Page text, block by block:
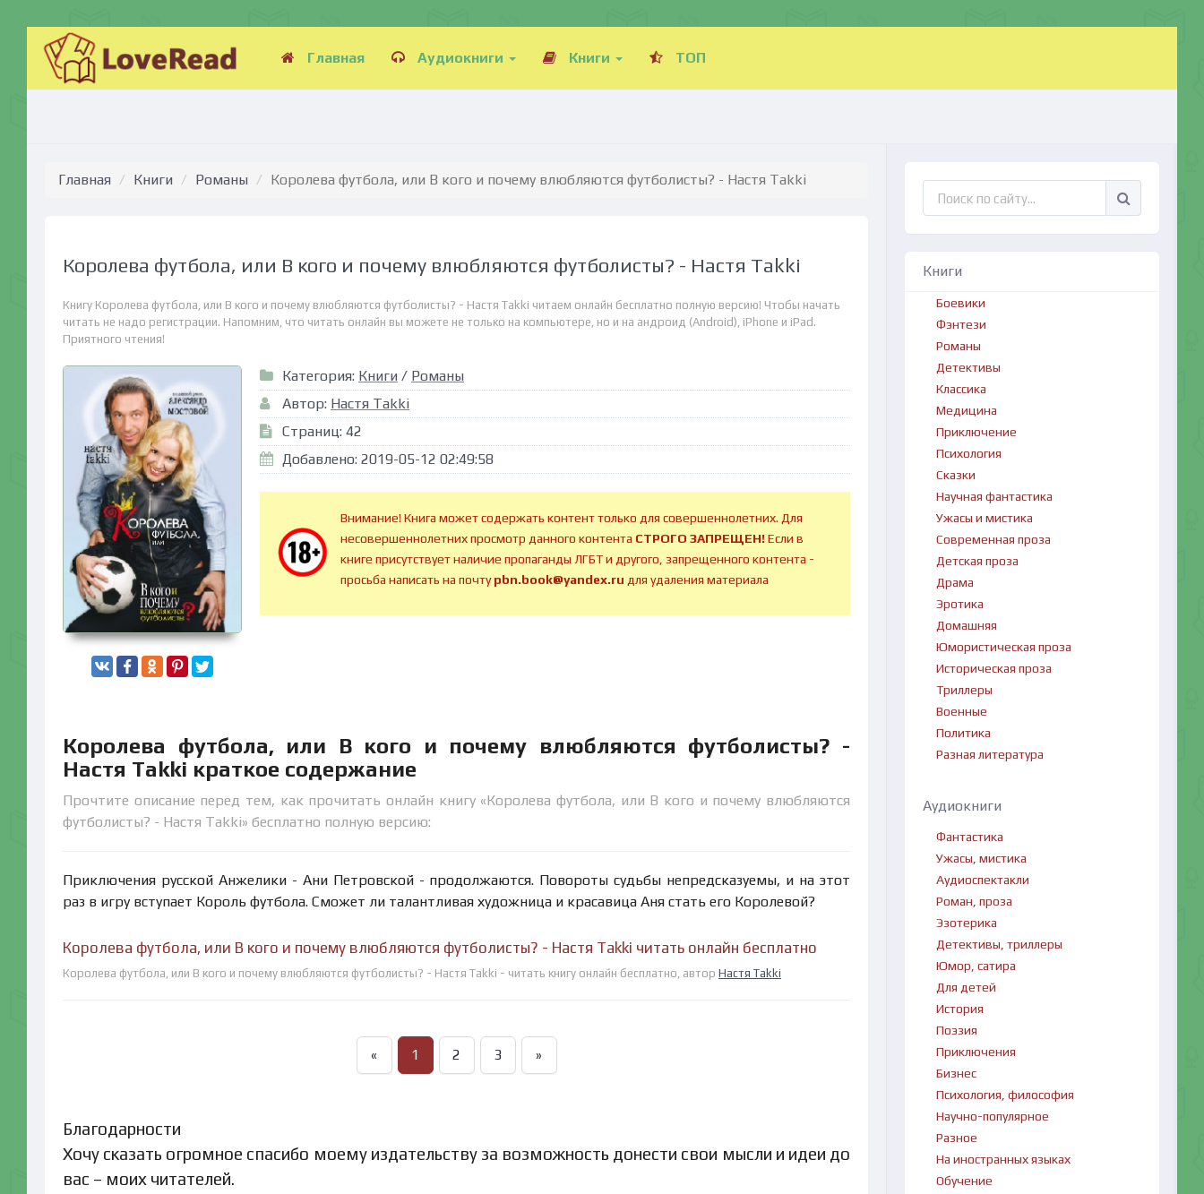
Главная Аудиокниги Книги ТОП
Главная Книги Романы Королева футбола, или В кого и почему влюбляются футболисты? - Настя Takki
Королева футбола, или В кого и почему влюбляются футболисты? - Настя Takki
Книгу Королева футбола, или В кого и почему влюбляются футболисты? - Настя Takki читаем онлайн бесплатно полную версию! Чтобы начать
читать не надо регистрации. Напомним, что читать онлайн вы можете не только на компьютере, но и на андроид (Android), iPhone и iPad.
Приятного чтения!
Категория: Книги / Романы
Автор: Настя Takki
Страниц: 42
Добавлено: 2019-05-12 02:49:58
Внимание! Книга может содержать контент только для совершеннолетних. Для
несовершеннолетних просмотр данного контента СТРОГО ЗАПРЕЩЕН!Если в
книге присутствует наличие пропаганды ЛГБТ и другого, запрещенного контента -
просьба написать на почтуpbn.book@yandex.ru для удаления материала
Королева футбола, или В кого и почему влюбляются футболисты? -
Настя Takki краткое содержание
Прочтите описание перед тем, как прочитать онлайн книгу «Королева футбола, или В кого и почему влюбляются
футболисты? - Настя Takki» бесплатно полную версию:
Приключения русской Анжелики - Ани Петровской - продолжаются. Повороты судьбы непредсказуемы, и на этот
раз в игру вступает Король футбола. Сможет ли талантливая художница и красавица Аня стать его Королевой?
Королева футбола, или В кого и почему влюбляются футболисты? - Настя Takki читать онлайн бесплатно
Королева футбола, или В кого и почему влюбляются футболисты? - Настя Takki - читать книгу онлайн бесплатно, автор Настя Takki
« 1 2 3 »
Благодарности
Хочу сказать огромное спасибо моему издательству за возможность донести свои мысли и идеи до
вас – моих читателей.
Книги
Боевики
Фэнтези
Романы
Детективы
Классика
Медицина
Приключение
Психология
Сказки
Научная фантастика
Ужасы и мистика
Современная проза
Детская проза
Драма
Эротика
Домашняя
Юмористическая проза
Историческая проза
Триллеры
Военные
Политика
Разная литература
Аудиокниги
Фантастика
Ужасы, мистика
Аудиоспектакли
Роман, проза
Эзотерика
Детективы, триллеры
Юмор, сатира
Для детей
История
Поэзия
Приключения
Бизнес
Психология, философия
Научно-популярное
Разное
На иностранных языках
Обучение